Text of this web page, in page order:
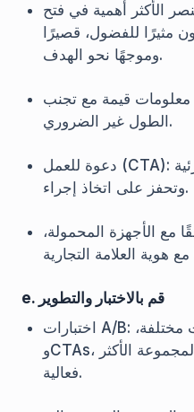
الأكثر أهمية في فتح
مثيرًا للفضول، قصيرًا
وموجهًا نحو الهدف.
قيمة مع تجنب
الطول غير الضروري.
دعوة للعمل (CTA): يجب أن تكون واضحة، مرئية
وتحفز على اتخاذ إجراء.
مع الأجهزة المحمولة،
e. قم بالاختبار والتطوير
اختبارات A/B: يجب اختبار موضوعات مختلفة،
وCTAs، وأوقات الإرسال للعثور على المجموعة الأكثر
فعالية.